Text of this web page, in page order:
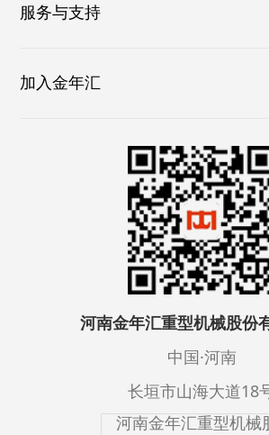
服务与支持
加入金年汇
河南金年汇重型机械股份
中国·河南
长垣市山海大道18
河南金年汇重型机械